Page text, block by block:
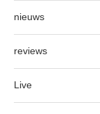
nieuws
reviews
Live